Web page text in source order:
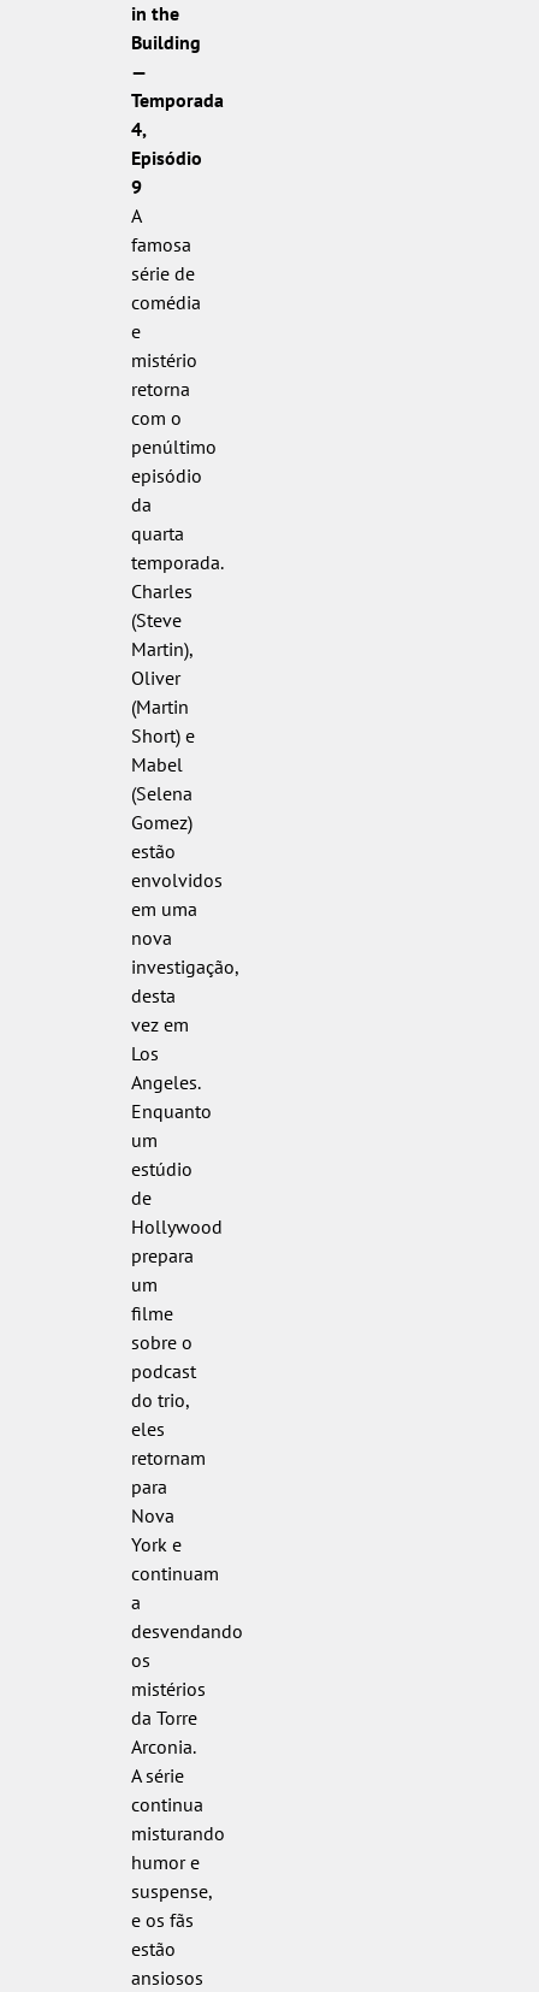
in the
Building
—
Temporada
4,
Episódio
9
A
famosa
série de
comédia
e
mistério
retorna
com o
penúltimo
episódio
da
quarta
temporada.
Charles
(Steve
Martin),
Oliver
(Martin
Short) e
Mabel
(Selena
Gomez)
estão
envolvidos
em uma
nova
investigação,
desta
vez em
Los
Angeles.
Enquanto
um
estúdio
de
Hollywood
prepara
um
filme
sobre o
podcast
do trio,
eles
retornam
para
Nova
York e
continuam
a
desvendando
os
mistérios
da Torre
Arconia.
A série
continua
misturando
humor e
suspense,
e os fãs
estão
ansiosos